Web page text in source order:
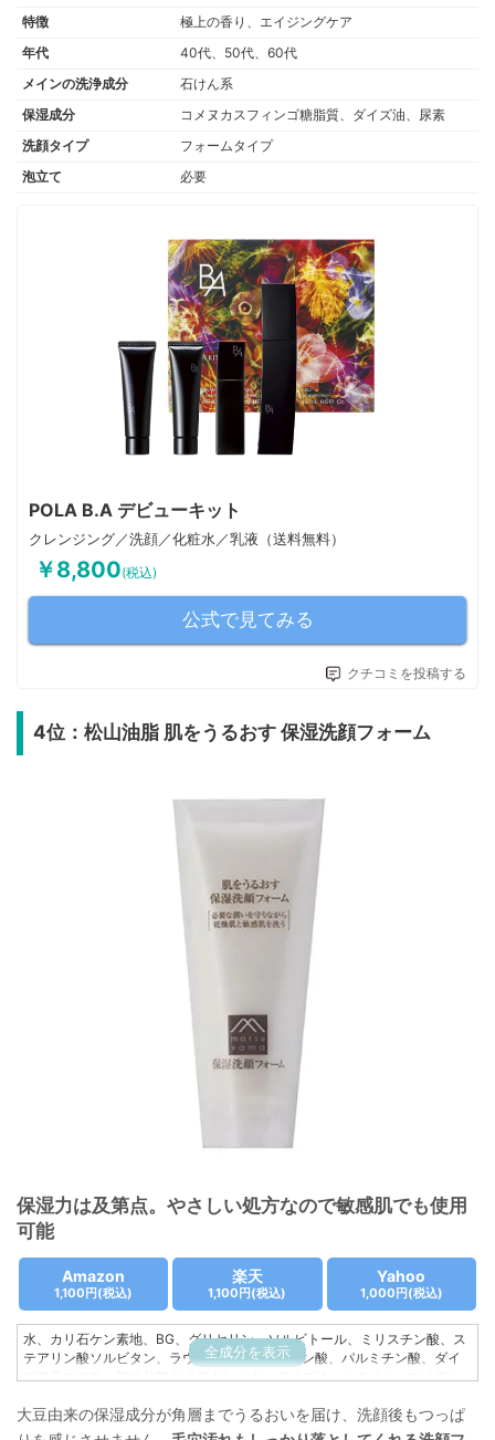
特徴
極上の香り、エイジングケア
年代
40代、50代、60代
メインの洗浄成分
石けん系
保湿成分
コメヌカスフィンゴ糖脂質、ダイズ油、尿素
洗顔タイプ
フォームタイプ
泡立て
必要
POLA B.A デビューキット
クレンジング／洗顔／化粧水／乳液（送料無料）
￥8,800(税込)
公式で見てみる
クチコミを投稿する
4位：松山油脂 肌をうるおす 保湿洗顔フォーム
保湿力は及第点。やさしい処方なので敏感肌でも使用
可能
Amazon
1,100円(税込)
楽天
1,100円(税込)
Yahoo
1,000円(税込)
全成分を表示
水、カリ石ケン素地、BG、グリセリン、ソルビトール、ミリスチン酸、ス
テアリン酸ソルビタン、ラウリン酸、ステアリン酸、パルミチン酸、ダイ
ル）、ステアリン酸グリセリル(SE)、ラウリルカルバミン酸イヌリン、ト
コフェロール
大豆由来の保湿成分が角層までうるおいを届け、洗顔後もつっぱ